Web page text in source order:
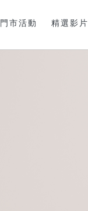
門市活動 精選影片